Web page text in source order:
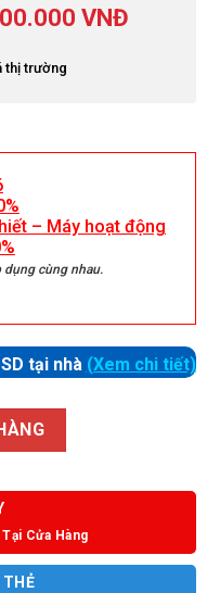
VNĐ
thị trường
– Máy hoạt động
dụng cùng nhau.
tại nhà (Xem chi tiết)
Cửa Hàng
THẺ